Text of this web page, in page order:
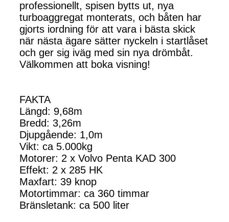
professionellt, spisen bytts ut, nya
turboaggregat monterats, och båten har
gjorts iordning för att vara i bästa skick
när nästa ägare sätter nyckeln i startlåset
och ger sig iväg med sin nya drömbåt.
Välkommen att boka visning!
FAKTA
Längd: 9,68m
Bredd: 3,26m
Djupgående: 1,0m
Vikt: ca 5.000kg
Motorer: 2 x Volvo Penta KAD 300
Effekt: 2 x 285 HK
Maxfart: 39 knop
Motortimmar: ca 360 timmar
Bränsletank: ca 500 liter